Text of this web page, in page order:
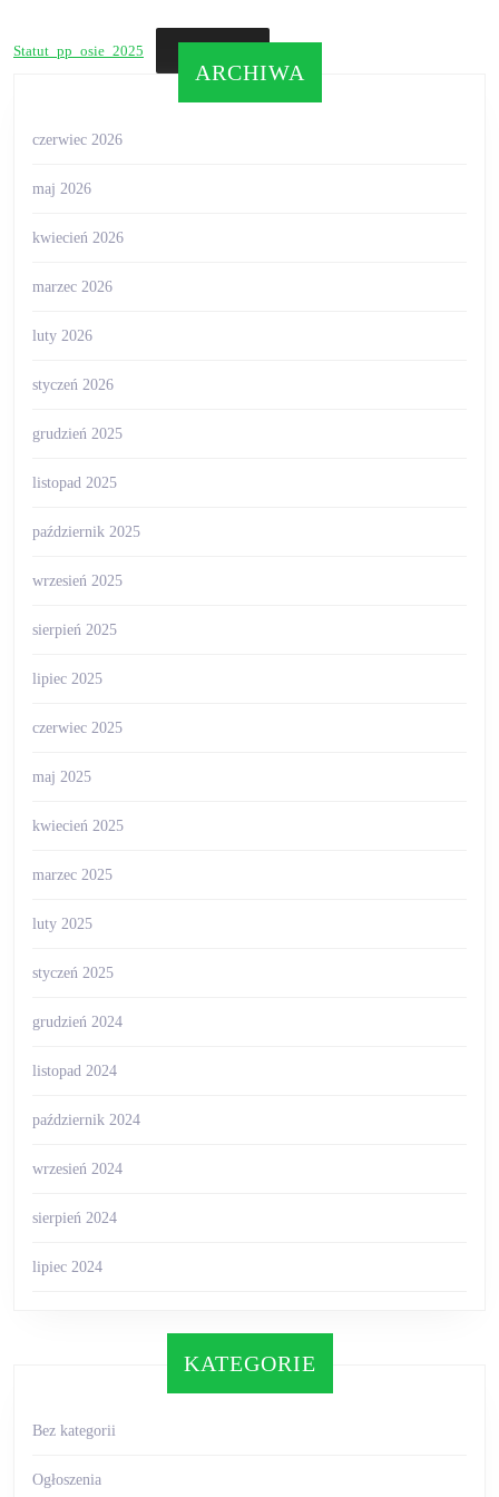
Statut_pp_osie_2025
ARCHIWA
czerwiec 2026
maj 2026
kwiecień 2026
marzec 2026
luty 2026
styczeń 2026
grudzień 2025
listopad 2025
październik 2025
wrzesień 2025
sierpień 2025
lipiec 2025
czerwiec 2025
maj 2025
kwiecień 2025
marzec 2025
luty 2025
styczeń 2025
grudzień 2024
listopad 2024
październik 2024
wrzesień 2024
sierpień 2024
lipiec 2024
KATEGORIE
Bez kategorii
Ogłoszenia